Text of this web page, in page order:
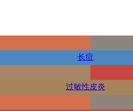
长痘
过敏性皮炎